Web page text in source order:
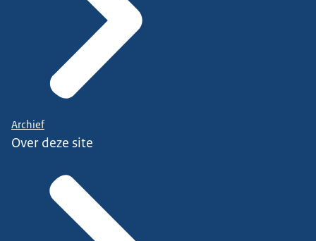
Archief
Over deze site